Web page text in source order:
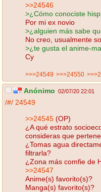
>>24546
>¿Cómo conociste
Por mi ex novio
>¿alguien más sabe
No creo, usualmente
>¿te gusta el anime-
Cy
>>>24549 >>>24550
Anónimo 02/07/20 22:01
/#/ 24549
>>24545 (OP)
¿A qué estrato
consideras que
¿Tomas agua
filtrarla?
¿Zona más comfie de
>>24547
Anime(s) favorito(s)?
Manga(s) favorito(s)?